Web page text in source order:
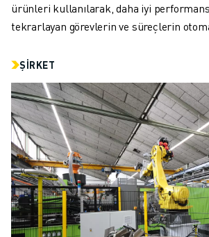
YENILEME
DIJITAL SERVIS ARAÇLARI
EĞITIM VE ÖĞRETIM
FANUC AKADEMI
ENDÜSTRILER IÇIN ÇÖZÜMLER
EĞITIM IÇIN ÇÖZÜMLER
WORLDSKILLS & GENÇ YETENEKLER
HABERLER & MEDYA
HABERLER & MEDYA
ETKINLIKLER
EĞITIM ETKINLIKLERI
FANUC HAKKINDA
ürünleri kullanılarak, daha iyi
tekrarlayan görevlerin ve süreçlerin
ŞIRKET